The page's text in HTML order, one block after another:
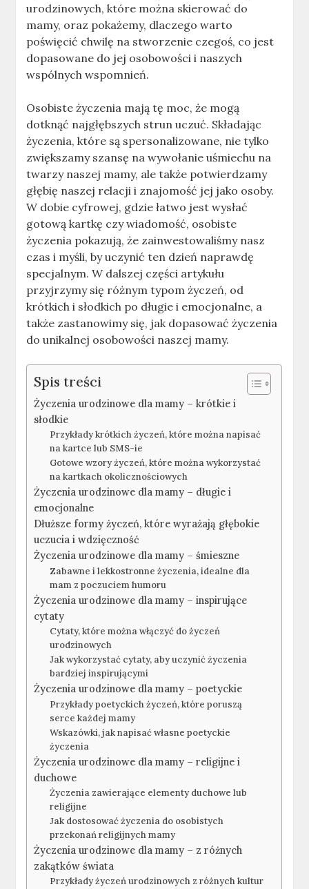
urodzinowych, które można skierować do
mamy, oraz pokażemy, dlaczego warto
poświęcić chwilę na stworzenie czegoś, co jest
dopasowane do jej osobowości i naszych
wspólnych wspomnień.
Osobiste życzenia mają tę moc, że mogą
dotknąć najgłębszych strun uczuć. Składając
życzenia, które są spersonalizowane, nie tylko
zwiększamy szansę na wywołanie uśmiechu na
twarzy naszej mamy, ale także potwierdzamy
głębię naszej relacji i znajomość jej jako osoby.
W dobie cyfrowej, gdzie łatwo jest wysłać
gotową kartkę czy wiadomość, osobiste
życzenia pokazują, że zainwestowaliśmy nasz
czas i myśli, by uczynić ten dzień naprawdę
specjalnym. W dalszej części artykułu
przyjrzymy się różnym typom życzeń, od
krótkich i słodkich po długie i emocjonalne, a
także zastanowimy się, jak dopasować życzenia
do unikalnej osobowości naszej mamy.
Spis treści
Życzenia urodzinowe dla mamy – krótkie i
słodkie
Przykłady krótkich życzeń, które można napisać
na kartce lub SMS-ie
Gotowe wzory życzeń, które można wykorzystać
na kartkach okolicznościowych
Życzenia urodzinowe dla mamy – długie i
emocjonalne
Dłuższe formy życzeń, które wyrażają głębokie
uczucia i wdzięczność
Życzenia urodzinowe dla mamy – śmieszne
Zabawne i lekkostronne życzenia, idealne dla
mam z poczuciem humoru
Życzenia urodzinowe dla mamy – inspirujące
cytaty
Cytaty, które można włączyć do życzeń
urodzinowych
Jak wykorzystać cytaty, aby uczynić życzenia
bardziej inspirującymi
Życzenia urodzinowe dla mamy – poetyckie
Przykłady poetyckich życzeń, które poruszą
serce każdej mamy
Wskazówki, jak napisać własne poetyckie
życzenia
Życzenia urodzinowe dla mamy – religijne i
duchowe
Życzenia zawierające elementy duchowe lub
religijne
Jak dostosować życzenia do osobistych
przekonań religijnych mamy
Życzenia urodzinowe dla mamy – z różnych
zakątków świata
Przykłady życzeń urodzinowych z różnych kultur